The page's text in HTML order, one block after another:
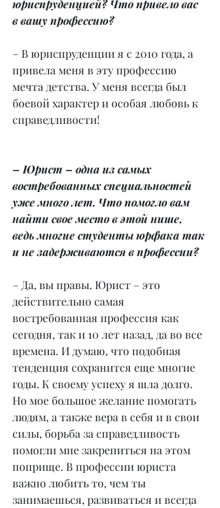
юриспруденцией? Что привело вас
в вашу профессию?
– В юриспруденции я с 2010 года, а
привела меня в эту профессию
мечта детства. У меня всегда был
боевой характер и особая любовь к
справедливости!
– Юрист – одна из самых
востребованных специальностей
уже много лет. Что помогло вам
найти свое место в этой нише,
ведь многие студенты юрфака так
и не задерживаются в профессии?
– Да, вы правы. Юрист – это
действительно самая
востребованная профессия как
сегодня, так и 10 лет назад, да во все
времена. И думаю, что подобная
тенденция сохранится еще многие
годы. К своему успеху я шла долго.
Но мое большое желание помогать
людям, а также вера в себя и в свои
силы, борьба за справедливость
помогли мне закрепиться на этом
поприще. В профессии юриста
важно любить то, чем ты
занимаешься, развиваться и всегда